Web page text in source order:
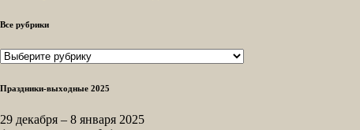
Все рубрики
Все
Праздники-выходные 2025
29 декабря – 8 января 2025